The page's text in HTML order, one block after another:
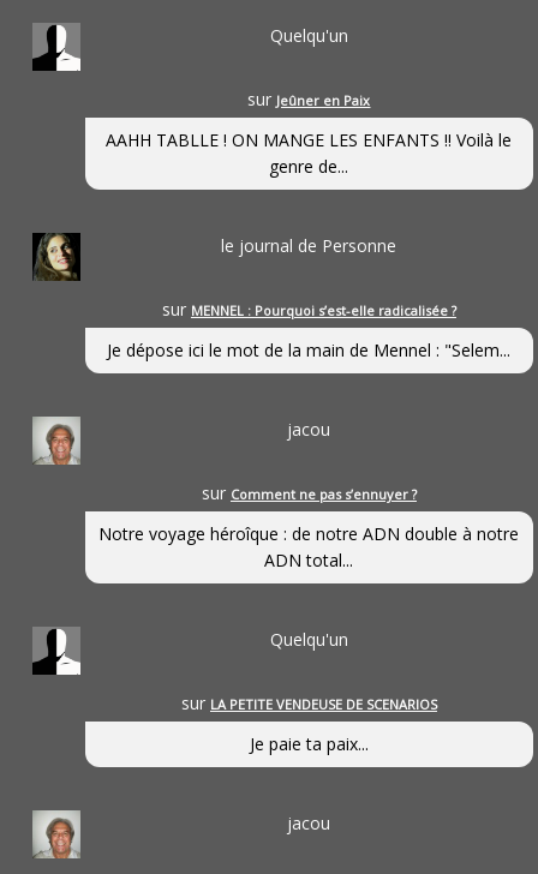
Quelqu'un
sur Jeûner en Paix
AAHH TABLLE ! ON MANGE LES ENFANTS !! Voilà le
genre de...
le journal de Personne
sur MENNEL : Pourquoi s’est-elle radicalisée ?
Je dépose ici le mot de la main de Mennel : "Selem...
jacou
sur Comment ne pas s’ennuyer ?
Notre voyage héroîque : de notre ADN double à notre
ADN total...
Quelqu'un
sur LA PETITE VENDEUSE DE SCENARIOS
Je paie ta paix...
jacou